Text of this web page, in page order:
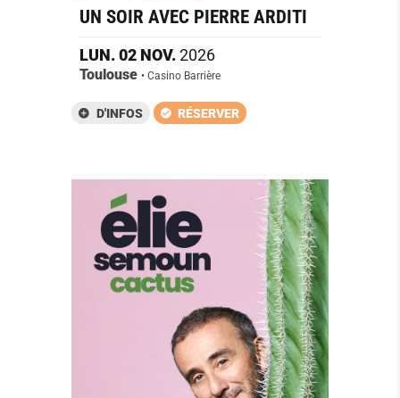
UN SOIR AVEC PIERRE ARDITI
LUN.02 NOV.2026
Toulouse • Casino Barrière
D'INFOS RÉSERVER